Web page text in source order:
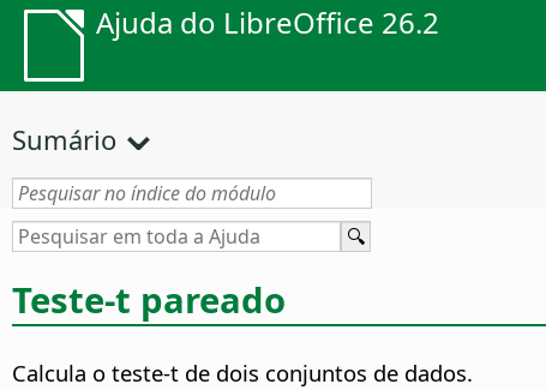
Ajuda do LibreOffice 26.2
Sumário
Teste-t pareado
Calcula o teste-t de dois conjuntos de dados.